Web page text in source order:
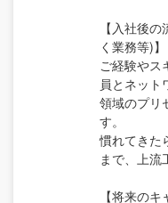
【入社後
く業務等)】
ご経験やス
員とネット
領域のプリ
す。
慣れてきた
まで、上流
【将来のキ